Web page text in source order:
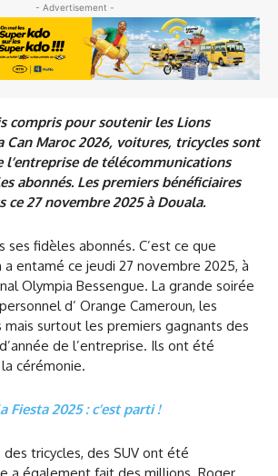
- Advertisement -
compris pour soutenir les Lions
Can Maroc 2026, voitures, tricycles sont
l’entreprise de télécommunications
abonnés. Les premiers bénéficiaires
27 novembre 2025 à Douala.
ses fidèles abonnés. C’est ce que
a entamé ce jeudi 27 novembre 2025, à
Olympia Bessengue. La grande soirée
d’ Orange Cameroun, les
mais surtout les premiers gagnants des
de l’entreprise. Ils ont été
cérémonie.
Fiesta 2025 : c’est parti !
tricycles, des SUV ont été
a également fait des millions. Roger